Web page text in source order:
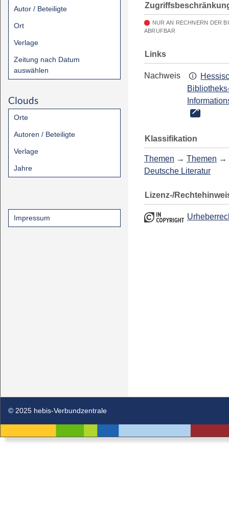
Autor / Beteiligte
Ort
Verlage
Zeitung nach Datum
auswählen
Clouds
Orte
Autoren / Beteiligte
Verlage
Jahre
Impressum
NUR AN RECHNERN DER
ABRUFBAR
Links
Nachweis
Klassifikation
Themen → Themen →
Deutsche Literatur
Lizenz-/
© 2025 hebis-Verbundzentrale